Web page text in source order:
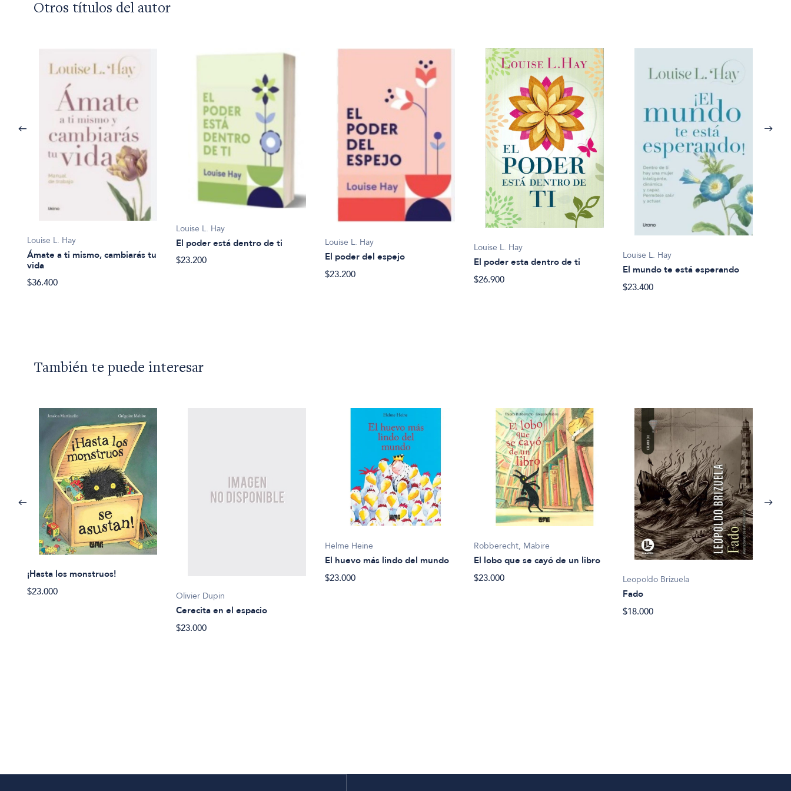
Otros títulos del autor
Louise L. Hay
Ámate a ti mismo, cambiarás tu
vida
$36.400
Louise L. Hay
El poder está dentro de ti
$23.200
Louise L. Hay
El poder del espejo
$23.200
Louise L. Hay
El poder esta dentro de ti
$26.900
Louise L. Hay
El mundo te está esperando
$23.400
También te puede interesar
¡Hasta los monstruos!
$23.000
Olivier Dupin
Cerecita en el espacio
$23.000
Helme Heine
El huevo más lindo del mundo
$23.000
Robberecht, Mabire
El lobo que se cayó de un libro
$23.000
Leopoldo Brizuela
Fado
$18.000